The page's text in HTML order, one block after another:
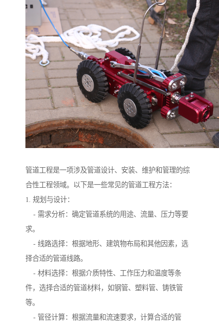
管道工程是一项涉及管道设计、安装、维护和管理的综
合性工程领域。以下是一些常见的管道工程方法：
1. 规划与设计：
- 需求分析：确定管道系统的用途、流量、压力等要
求。
- 线路选择：根据地形、建筑物布局和其他因素，选
择合适的管道线路。
- 材料选择：根据介质特性、工作压力和温度等条
件，选择合适的管道材料，如钢管、塑料管、铸铁管
等。
- 管径计算：根据流量和流速要求，计算合适的管